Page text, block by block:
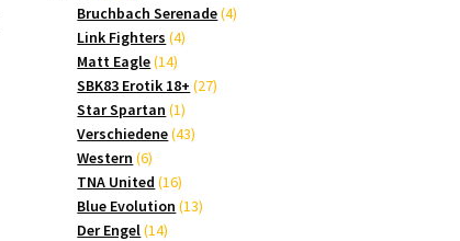
Produkte
Bruchbach Serenade 44
Link Fighters 44
Matt Eagle 1414
Produkte
SBK83 Erotik 18+ 2727
Star Spartan 11
Produkt
Verschiedene 4343
Western 66
Produkte
TNA United 1616
Produkte
Blue Evolution 1313
Der Engel 1414